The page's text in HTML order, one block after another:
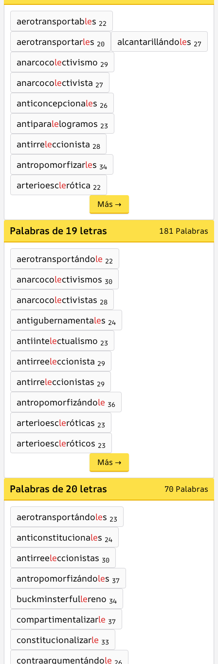
aerotransportables 22
aerotransportarles 20 alcantarillándoles 27
anarcocolectivismo 29
anarcocolectivista 27
anticoncepcionales 26
antiparalelogramos 23
antirreleccionista 28
antropomorfizarles 34
arterioesclerótica 22
Más →
Palabras de 19 letras 181 Palabras
aerotransportándole 22
anarcocolectivismos 30
anarcocolectivistas 28
antigubernamentales 24
antiintelectualismo 23
antirreeleccionista 29
antirreleccionistas 29
antropomorfizándole 36
arterioescleróticas 23
arterioescleróticos 23
Más →
Palabras de 20 letras 70 Palabras
aerotransportándoles 23
anticonstitucionales 24
antirreeleccionistas 30
antropomorfizándoles 37
buckminsterfullereno 34
compartimentalizarle 37
constitucionalizarle 33
contraargumentándole